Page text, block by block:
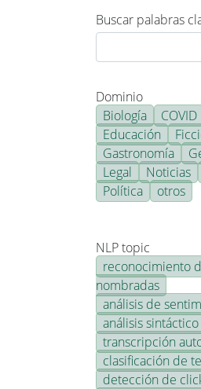
Buscar palabras
Dominio
Biología
COVID
Educación
Gastronomía
Legal
Noticias
Política
otros
NLP topic
reconocimiento
nombradas
análisis de
análisis sintáctico
transcripción
clasificación de
detección de